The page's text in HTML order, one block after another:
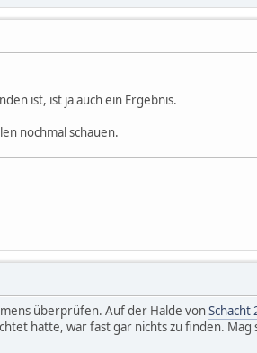
ist, ist ja auch ein Ergebnis.
nochmal schauen.
überprüfen. Auf der Halde vonSchacht
hatte, war fast gar nichts zu finden. Mag